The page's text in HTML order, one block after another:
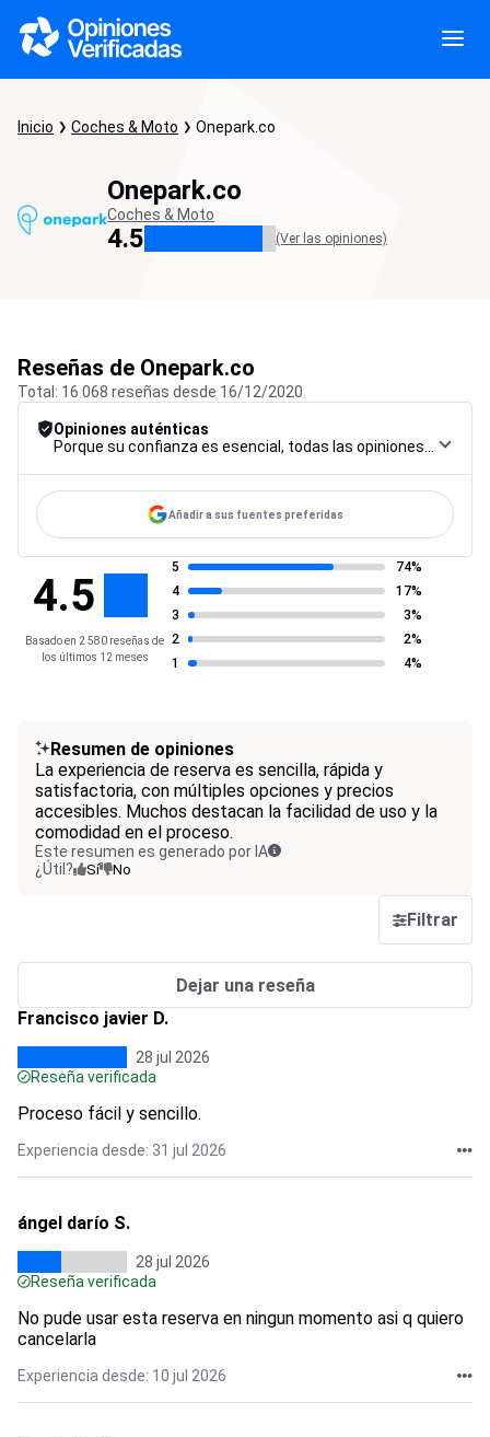
Inicio Coches & Moto Onepark.co
Onepark.co
Coches & Moto
4.5 (Ver las opiniones)
Reseñas de Onepark.co
Total: 16 068 reseñas desde 16/12/2020
Opiniones auténticas
Añadir a sus fuentes preferidas
4.5
Basado en 2 580 reseñas de
los últimos 12 meses
5
74%
4
17%
3
3%
2
2%
1
4%
Resumen de opiniones
La experiencia de reserva es sencilla, rápida y
satisfactoria, con múltiples opciones y precios
accesibles. Muchos destacan la facilidad de uso y la
comodidad en el proceso.
Este resumen es generado por IA
¿Útil?
Sí No
Filtrar
Dejar una reseña
Francisco javier D.
28 jul 2026
Reseña verificada
Proceso fácil y sencillo.
Experiencia desde: 31 jul 2026
ángel darío S.
28 jul 2026
Reseña verificada
No pude usar esta reserva en ningun momento asi q quiero
cancelarla
Experiencia desde: 10 jul 2026